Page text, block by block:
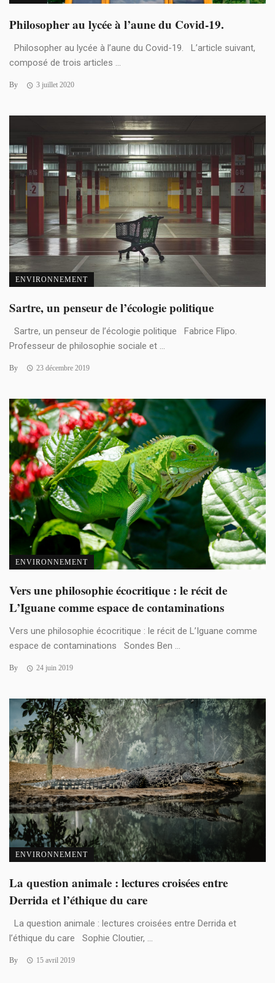
Philosopher au lycée à l’aune du Covid-19.
Philosopher au lycée à l’aune du Covid-19. L’article suivant,
composé de trois articles ...
By 3 juillet 2020
ENVIRONNEMENT
Sartre, un penseur de l’écologie politique
Sartre, un penseur de l’écologie politique Fabrice Flipo.
Professeur de philosophie sociale et ...
By 23 décembre 2019
ENVIRONNEMENT
Vers une philosophie écocritique : le récit de
L’Iguane comme espace de contaminations
Vers une philosophie écocritique : le récit de L’Iguane comme
espace de contaminations Sondes Ben ...
By 24 juin 2019
ENVIRONNEMENT
La question animale : lectures croisées entre
Derrida et l’éthique du care
La question animale : lectures croisées entre Derrida et
l’éthique du care Sophie Cloutier, ...
By 15 avril 2019